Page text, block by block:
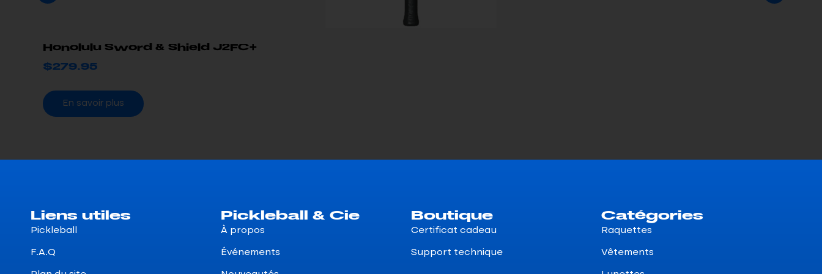
Honolulu Sword & Shield J2FC+
$279.95
En savoir plus
Liens utiles
Pickleball
F.A.Q
Pickleball & Cie
À propos
Événements
Boutique
Certificat cadeau
Support technique
Catégories
Raquettes
Vêtements